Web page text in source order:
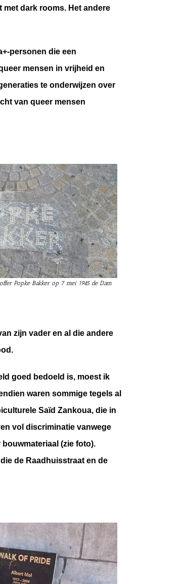
met dark rooms. Het andere
personen die een
mensen in vrijheid en
te onderwijzen over
van queer mensen
Popke Bakker op 7 mei 1945 de Dam
zijn vader en al die andere
goed bedoeld is, moest ik
waren sommige tegels al
Saïd Zankoua, die in
vol discriminatie vanwege
(zie foto).
de Raadhuisstraat en de